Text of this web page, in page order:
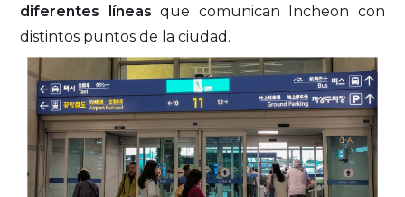
diferentes líneas que comunican Incheon con
distintos puntos de la ciudad.